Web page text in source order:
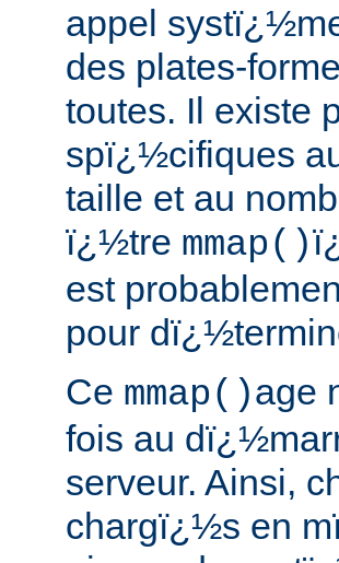
appel
des plates-
toutes. Il existe
spï¿½cifiques
taille et au
ï¿½tre mmap()
est
pour
Ce mmap()age
fois au
serveur. Ainsi,
chargï¿½s en